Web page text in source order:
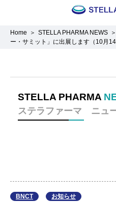
Home STELLA PHARMA NEWS
ー・サミット」に出展します（10月
STELLA PHARMA
ステラファーマ ニュ
BNCT お知らせ